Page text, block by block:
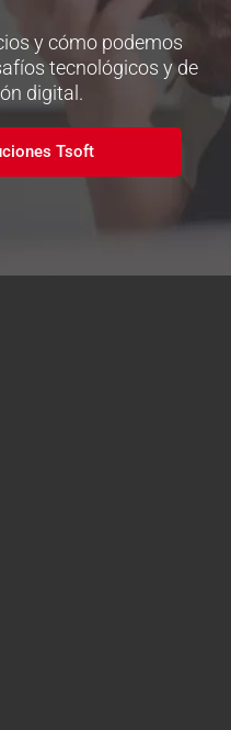
y cómo podemos
tecnológicos y de
digital.
Tsoft